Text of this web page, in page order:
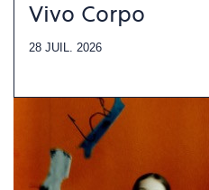
Vivo Corpo
28 JUIL. 2026